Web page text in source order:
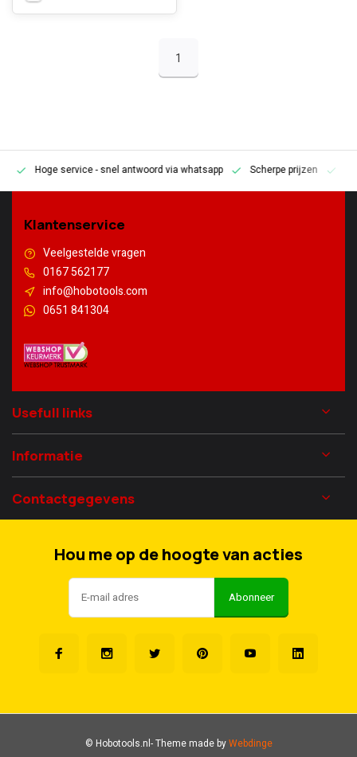
1
Hoge service- snel antwoord via whatsapp Scherpe prijzen
Klantenservice
Veelgestelde vragen
0167 562177
info@hobotools.com
0651 841304
Usefull links
Informatie
Contactgegevens
Hou me op de hoogte van acties
Abonneer
© Hobotools.nl- Theme made byWebdinge